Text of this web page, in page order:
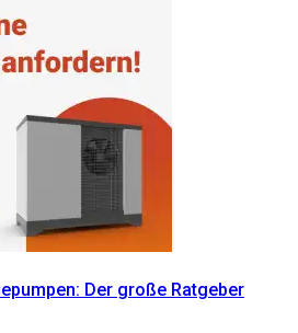
Der große Ratgeber